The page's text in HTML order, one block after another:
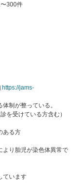
300件
https://jams-
制が整っている。
を受けている方含む）
ある方
より胎児が染色体異常で
ています